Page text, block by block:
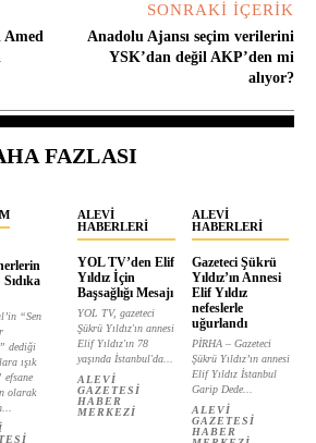
Amed
SONRAKI İÇERIK
Anadolu Ajansı seçim verilerini
YSK’dan değil AKP’den mi
alıyor?
FAZLASI
Sıdıka
“Sen
dediği
ışık
efsane
olarak
ALEVI
HABERLERI
YOL TV’den Elif
Yıldız İçin
Başsağlığı Mesajı
YOL TV, gazeteci
Şükrü Yıldız'ın annesi
Elif Yıldız'ın 78
yaşında İstanbul'da...
ALEVI
GAZETESI
HABER
MERKEZI
ALEVI
HABERLERI
Gazeteci Şükrü
Yıldız’ın Annesi
Elif Yıldız
nefeslerle
uğurlandı
PİRHA – Gazeteci
Şükrü Yıldız’ın annesi
Elif Yıldız İstanbul
Garip Dede...
ALEVI
GAZETESI
HABER